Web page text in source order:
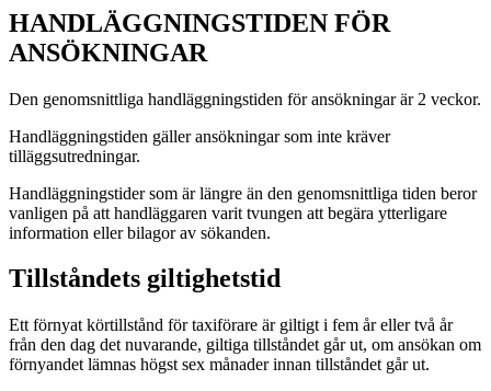
HANDLÄGGNINGSTIDEN FÖR
ANSÖKNINGAR
Den genomsnittliga handläggningstiden för ansökningar är 2 veckor.
Handläggningstiden gäller ansökningar som inte kräver
tilläggsutredningar.
Handläggningstider som är längre än den genomsnittliga tiden beror
vanligen på att handläggaren varit tvungen att begära ytterligare
information eller bilagor av sökanden.
Tillståndets giltighetstid
Ett förnyat körtillstånd för taxiförare är giltigt i fem år eller två år
från den dag det nuvarande, giltiga tillståndet går ut, om ansökan om
förnyandet lämnas högst sex månader innan tillståndet går ut.